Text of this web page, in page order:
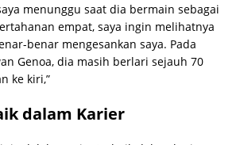
menunggu saat dia bermain sebagai
empat, saya ingin melihatnya
benar mengesankan saya. Pada
Genoa, dia masih berlari sejauh 70
ke kiri,”
dalam Karier